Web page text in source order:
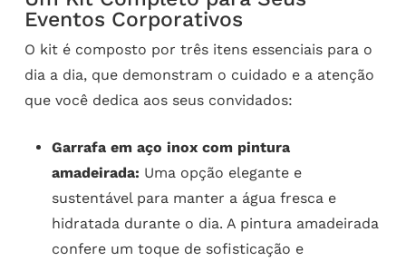
Eventos Corporativos
O kit é composto por três itens essenciais para o
dia a dia, que demonstram o cuidado e a atenção
que você dedica aos seus convidados:
Garrafa em aço inox com pintura
amadeirada: Uma opção elegante e
sustentável para manter a água fresca e
hidratada durante o dia. A pintura amadeirada
confere um toque de sofisticação e